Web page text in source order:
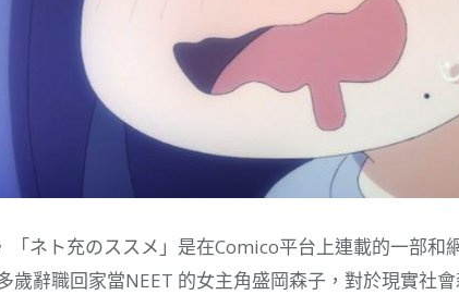
「ネト充のススメ」是在Comico平台上連載的一部和
歲辭職回家當NEET 的女主角盛岡森子，對於現實社